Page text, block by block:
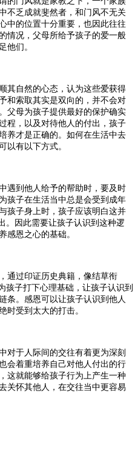
不乏成就斐然者，和门风不无关
中的位置十分重要，也因此往往
情况，父母所给予孩子的爱一般
他们。
其自然的心态，认为这些爱获得
和索取其实是双向的，并不会对
父母为孩子提供最好的保护确实
程，以及对待他人的付出，孩子
养才是正确的。如何在生活中去
以有以下方式。
遇到他人给予的帮助时，要及时
孩子在生活当中总是会受到成年
孩子身上时，孩子应该明白这并
。因此需要让孩子认识到这种逻
感恩之心的基础。
通过印证历史典籍，像结草衔
孩子打下心理基础，让孩子认识到
条。感恩可以让孩子认识到他人
时受到太大的打击。
对于人际间的交往有着更为深刻
会着重培养自己对他人付出的行
这就能够给孩子行为上产生一种
关怀其他人，在交往当中更容易